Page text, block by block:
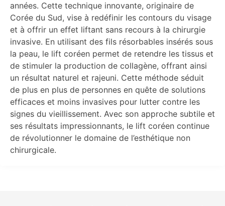
années. Cette technique innovante, originaire de
Corée du Sud, vise à redéfinir les contours du visage
et à offrir un effet liftant sans recours à la chirurgie
invasive. En utilisant des fils résorbables insérés sous
la peau, le lift coréen permet de retendre les tissus et
de stimuler la production de collagène, offrant ainsi
un résultat naturel et rajeuni. Cette méthode séduit
de plus en plus de personnes en quête de solutions
efficaces et moins invasives pour lutter contre les
signes du vieillissement. Avec son approche subtile et
ses résultats impressionnants, le lift coréen continue
de révolutionner le domaine de l’esthétique non
chirurgicale.